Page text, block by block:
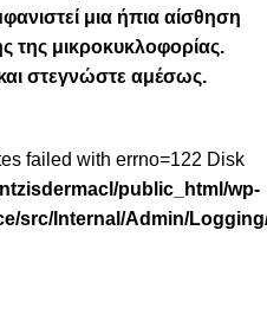
μια ήπια αίσθηση
της μικροκυκλοφορίας.
στεγνώστε αμέσως.
failed with errno=122 Disk
public_html/wp-
src/Internal/Admin/